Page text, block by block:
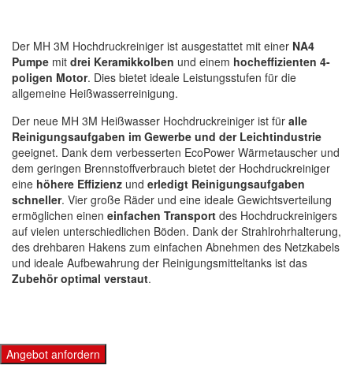
Der MH 3M Hochdruckreiniger ist ausgestattet mit einer NA4
Pumpe mit drei Keramikkolben und einem hocheffizienten 4-
poligen Motor. Dies bietet ideale Leistungsstufen für die
allgemeine Heißwasserreinigung.
Der neue MH 3M Heißwasser Hochdruckreiniger ist für alle
Reinigungsaufgaben im Gewerbe und der Leichtindustrie
geeignet. Dank dem verbesserten EcoPower Wärmetauscher und
dem geringen Brennstoffverbrauch bietet der Hochdruckreiniger
eine höhere Effizienz und erledigt Reinigungsaufgaben
schneller. Vier große Räder und eine ideale Gewichtsverteilung
ermöglichen einen einfachen Transport des Hochdruckreinigers
auf vielen unterschiedlichen Böden. Dank der Strahlrohrhalterung,
des drehbaren Hakens zum einfachen Abnehmen des Netzkabels
und ideale Aufbewahrung der Reinigungsmitteltanks ist das
Zubehör optimal verstaut.
Angebot anfordern